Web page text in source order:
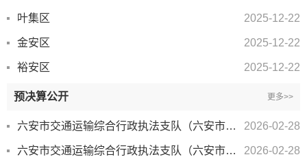
叶集区 2025-12-22
金安区 2025-12-22
裕安区 2025-12-22
预决算公开 更多>>
六安市交通运输综合行政执法支队（六安市联合治超综合执法支队）2026年一般公共预算安排“三公... 2026-02-28
六安市交通运输综合行政执法支队（六安市联合治超综合执法支队）2026年单位预算 2026-02-28